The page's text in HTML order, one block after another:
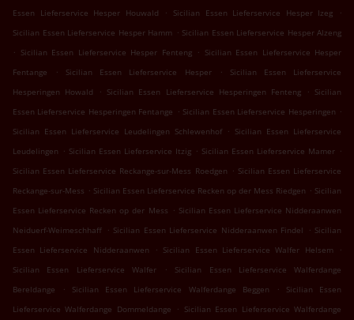
Essen Lieferservice Hesper Houwald
. Sicilian Essen Lieferservice Hesper Izeg
.
Sicilian Essen Lieferservice Hesper Hamm . Sicilian Essen Lieferservice Hesper Alzeng
. Sicilian Essen Lieferservice Hesper Fenteng . Sicilian Essen Lieferservice Hesper
Fentange
. Sicilian Essen Lieferservice Hesper .
Sicilian Essen Lieferservice
Hesperingen Howald
. Sicilian Essen Lieferservice Hesperingen Fenteng . Sicilian
Essen Lieferservice Hesperingen Fentange . Sicilian Essen Lieferservice Hesperingen .
Sicilian Essen Lieferservice Leudelingen Schlewenhof
. Sicilian Essen Lieferservice
Leudelingen . Sicilian Essen Lieferservice Itzig . Sicilian Essen Lieferservice Mamer .
Sicilian Essen Lieferservice Reckange-sur-Mess Roedgen . Sicilian Essen Lieferservice
Reckange-sur-Mess . Sicilian Essen Lieferservice Recken op der Mess Riedgen . Sicilian
Essen Lieferservice Recken op der Mess . Sicilian Essen Lieferservice Nidderaanwen
Neiduerf-Weimeschhaff . Sicilian Essen Lieferservice Nidderaanwen Findel . Sicilian
Essen Lieferservice Nidderaanwen
. Sicilian Essen Lieferservice Walfer Helsem
.
Sicilian Essen Lieferservice Walfer
.
Sicilian Essen Lieferservice Walferdange
Bereldange
. Sicilian Essen Lieferservice Walferdange Beggen .
Sicilian Essen
Lieferservice Walferdange Dommeldange
. Sicilian Essen Lieferservice Walferdange